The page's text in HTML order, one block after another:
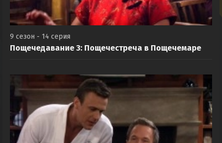
9 сезон - 14 серия
Пощечедавание 3: Пощечестреча в Пощечемаре